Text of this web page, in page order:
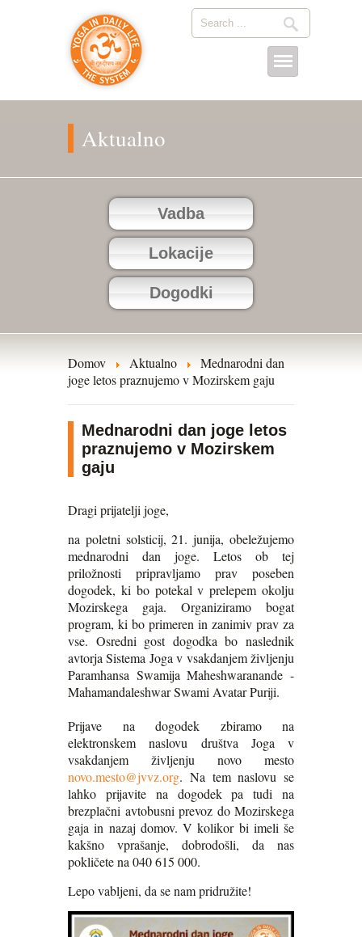
Aktualno
Vadba
Lokacije
Dogodki
Domov Aktualno
Mednarodni dan
joge letos praznujemo v Mozirskem gaju
Mednarodni dan joge letos
praznujemo v Mozirskem
gaju
Dragi prijatelji joge,
na poletni solsticij, 21. junija, obeležujemo
mednarodni dan joge. Letos ob tej
priložnosti pripravljamo prav poseben
dogodek, ki bo potekal v prelepem okolju
Mozirskega gaja. Organiziramo bogat
program, ki bo primeren in zanimiv prav za
vse. Osredni gost dogodka bo naslednik
avtorja Sistema Joga v vsakdanjem življenju
Paramhansa Swamija Maheshwaranande -
Mahamandaleshwar Swami Avatar Puriji.
Prijave na dogodek zbiramo na
elektronskem naslovu društva Joga v
vsakdanjem življenju novo mesto
novo.mesto@jvvz.org. Na tem naslovu se
lahko prijavite na dogodek pa tudi na
brezplačni avtobusni prevoz do Mozirskega
gaja in nazaj domov. V kolikor bi imeli še
kakšno vprašanje, dobrodošli, da nas
pokličete na 040 615 000.
Lepo vabljeni, da se nam pridružite!